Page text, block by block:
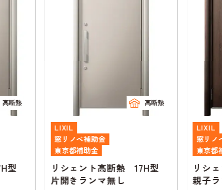
高断熱
型
高断熱
LIXIL
窓リノベ補助金
東京都補助金
リシェント高断熱 17H型
片開きランマ無し
LIXIL
窓リノ
東京都
リシ
親子